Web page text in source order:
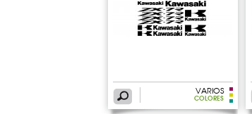
VARIOS
COLORES